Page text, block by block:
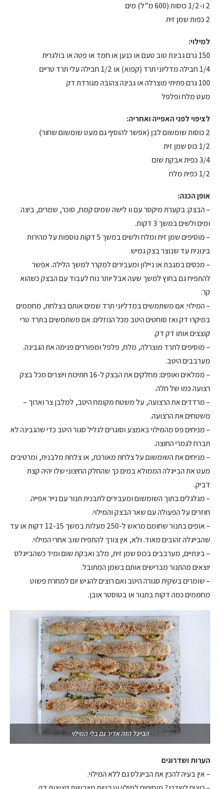
2 ו-1/2 כוסות (600 מ”ל) מים
2 כפות שמן זית
למילוי:
150 גרם גבינת טוב טעם או כנען או חמד או פטה או בולגרית
1/4 חבילה מדליוני תרד (קפוא) או 1/2 חבילה עלי תרד טריים
100 גרם פתיתי מוצרלה או גבינה צהובה מגורדת דק
מעט מלח ופלפל
לציפוי לפני האפייה ואחריה:
2 כוסות שומשום לבן (אפשר להוסיף גם מעט שומשום שחור)
1/2 כוס שמן זית
3/4 כפית אבקת שום
1/2 כפית מלח
אופן הכנה:
– הבצק: בקערת מיקסר עם וו לישה שמים קמח, סוכר, שמרים, ביצה
ומים ולשים במשך 3 דקות.
– מוסיפים שמן זית ומלח ולשים במשך 5 דקות נוספות על מהירות
בינונית עד שנוצר בצק גמיש.
– מכסים במגבת או ניילון ומעבירים למקרר למשך הלילה. אפשר
להתפיח גם בחוץ למשך שעה אבל יותר נוח לעבוד עם הבצק כשהוא
קר.
– המילוי: אם משתמשים במדליוני תרד שמים אותם בצלחת, מחממים
במיקרו דק ואז סוחטים היטב מכל הנוזלים. אם משתמשים בתרד טרי
קוצצים אותו דק דק.
– מוסיפים לתרד מוצרלה, מלח, פלפל ומפוררים פנימה את הגבינה.
מערבבים היטב.
– ממלאים ואופים: מחלקים את הבצק ל-16 חתיכות ויוצרים מכל בצק
רצועה כמו של חלה.
– מרדדים את הרצועה, על משטח מקומח היטב, למלבן צר וארוך –
משטחים את הרצועה.
– מניחים פס מהמילוי באמצע וסוגרים לגליל סגור היטב כדי שהגבינה לא
תברח לגמרי החוצה.
– מניחים את השומשום על צלחת מאורכת, או צלחת מלבנית, ומרטיבים
מעט את הבייגלה הממולא במים כך שהחלק החיצוני שלו יהיה קצת
דביק.
– מגלגלים בתוך השומשום ומעבירים לתבנית תנור עם נייר אפייה.
חוזרים על הפעולה עם שאר הבצק והמילוי.
– אופים בתנור שחומם מראש ל-250 מעלות במשך 12-15 דקות או עד
שהבייגלה זהובים מאוד. ולא, אין צורך להתפיח שוב אחרי המילוי.
– בינתיים, מערבבים בכוס שמן זית, מלב ואבקת שום ומיד כשהבייגלס
יוצאים מהתנור מברישים אותם בשמן המתובל.
– שומרים בשקית סגורה היטב ואם רוצים להגיש יום למחרת פשוט
מחממים כמה דקות בתנור או בטוסטר אובן.
הבייגל הזה אדיר גם בלי המילוי
הערות ושדרוגים
– אין בעיה להכין את הבייגלס גם ללא המילוי.